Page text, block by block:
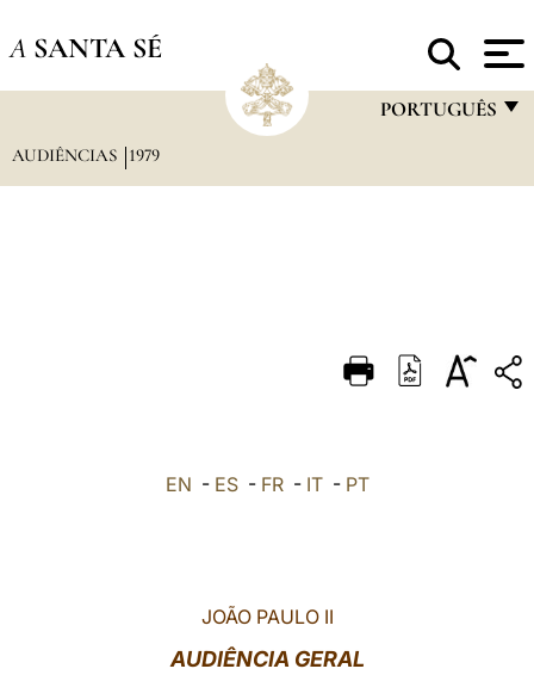
A SANTA SÉ
PORTUGUÊS
DEUTSCH
AUDIÊNCIAS 1979
EN - ES- FR- IT- PT
JOÃO PAULO II
AUDIÊNCIA GERAL